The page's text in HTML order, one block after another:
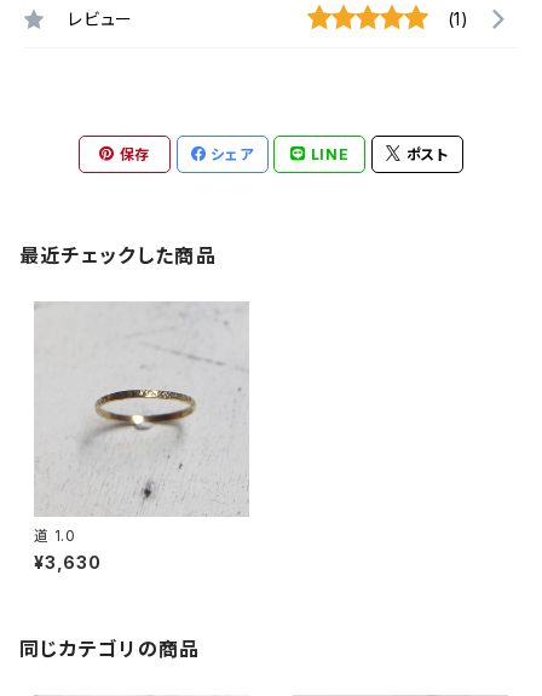
レビュー (1)
保存 シェア LINE ポスト
最近チェックした商品
道 1.0
¥3,630
同じカテゴリの商品